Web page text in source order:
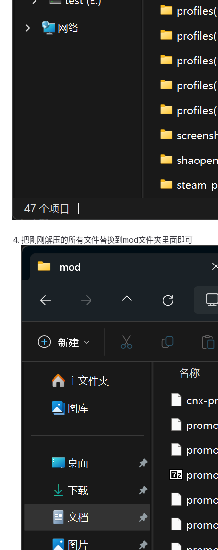
把刚刚解压的所有文件替换到mod文件夹里面即可